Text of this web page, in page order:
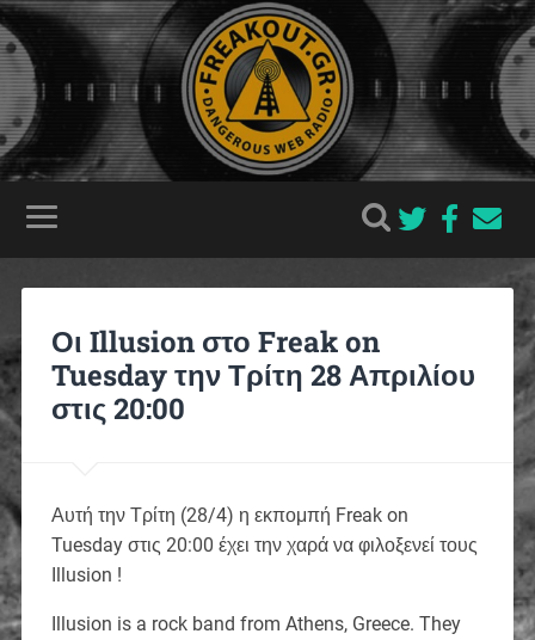
Οι Illusion στο Freak on
Tuesday την Τρίτη 28 Απριλίου
στις 20:00
Αυτή την Τρίτη (28/4) η εκπομπή Freak on
Tuesday στις 20:00 έχει την χαρά να φιλοξενεί τους
Illusion !
Illusion is a rock band from Athens, Greece. They